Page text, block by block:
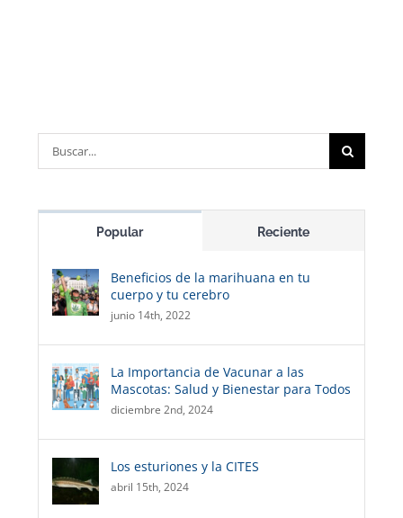
Buscar:
Popular Reciente
Beneficios de la marihuana en tu
cuerpo y tu cerebro
junio 14th, 2022
La Importancia de Vacunar a las
Mascotas: Salud y Bienestar para Todos
diciembre 2nd, 2024
Los esturiones y la CITES
abril 15th, 2024